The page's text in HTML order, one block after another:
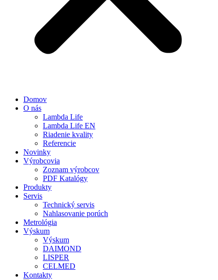
Domov
O nás
Lambda Life
Lambda Life EN
Riadenie kvality
Referencie
Novinky
Výrobcovia
Zoznam výrobcov
PDF Katalógy
Produkty
Servis
Technický servis
Nahlasovanie porúch
Metrológia
Výskum
Výskum
DAIMOND
LISPER
CELMED
Kontakty